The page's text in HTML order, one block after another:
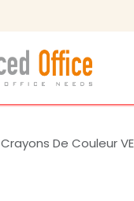
Crayons De Couleur